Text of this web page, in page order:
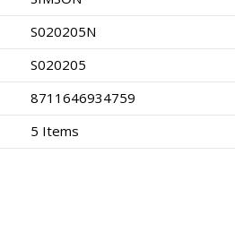
S020205N
S020205
8711646934759
5 Items